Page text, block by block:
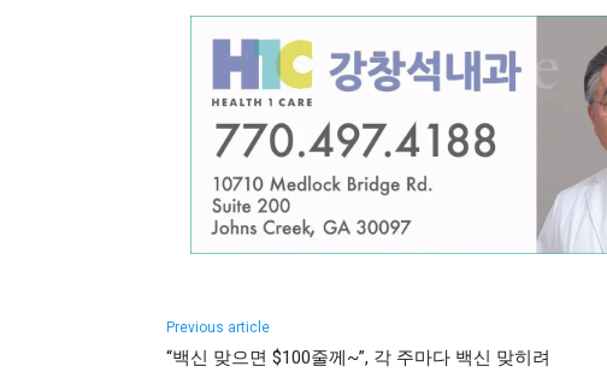
Previous article
“백신 맞으면 $100줄께~”, 각 주마다 백신 맞히려